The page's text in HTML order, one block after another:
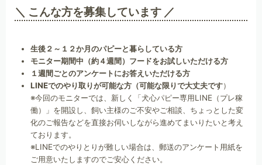
＼ こんな方を募集しています ／
生後２～１２か月のパピーと暮らしている方
モニター期間中（約４週間）フードをお試しいただける方
１週間ごとのアンケートにお答えいただける方
LINEでのやり取りが可能な方（可能な限りで大丈夫です）
※今回のモニターでは、新しく「犬心パピー専用LINE（プレ稼
働）」を開設し、飼い主様のご不安やご相談、ちょっとした変
化のご報告などを直接お伺いしながら進めてまいりたいと考え
ております。
※LINEでのやりとりが難しい場合は、郵送のアンケート用紙を
ご用意いたしますのでご安心ください。